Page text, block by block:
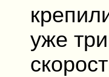
уже